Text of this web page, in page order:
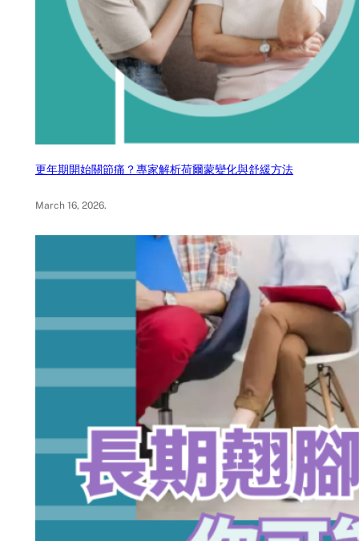
更年期開始關節痛？專家解析荷爾蒙變化與舒緩方法
March 16, 2026.